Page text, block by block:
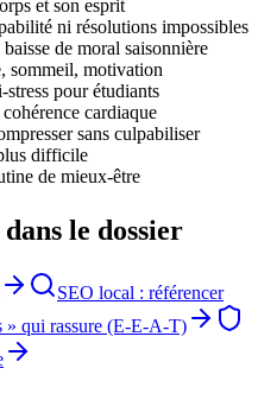
et son esprit
ni résolutions impossibles
de moral saisonnière
sommeil, motivation
pour étudiants
cardiaque
sans culpabiliser
difficile
de mieux-être
le dossier
SEO local : référencer
» qui rassure (E-E-A-T)